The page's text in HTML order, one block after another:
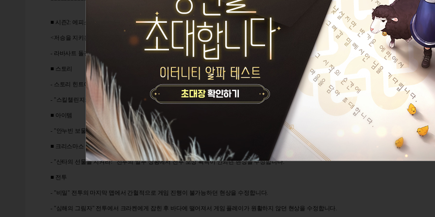
■ 시즌2: 에피소드4 안누빈
<저승을 지키는 문지기>
- 라바사트 돌진 중 방향 전환이 잘 안되는 현상을 수정합니다.
■ 스토리
- 스토리 힌트에서 여러개의 아이템을 동시에 요구하는 경우, 요구 아이템 중 하나만 있어도 진행 가능한 것처럼 물음표(?) 표시가 되던 현상을 수정합니다.
- "스킬챌린지: 실드 마스터리" 스토리 진행 중 오류가 발생하던 현상을 수정합니다.
■ 아이템
- "안누빈 보물상자"가 2개 이상 겹쳐 있을 때, 캐릭터 보관함에 공간이 없을 경우 아이템을 사용하면 아이템이 정상적으로 획득되지 않는 현상을 수정합
■ 크리스마스 이벤트
- "산타의 선물을 지켜라!" 전투의 일부 상황에서 전투 보상 획득이 안되던 현상을 수정합니다.
■ 전투
- "비밀" 전투의 마지막 맵에서 간헐적으로 게임 진행이 불가능하던 현상을 수정합니다.
- "심해의 그림자" 전투에서 크라켄에게 잡힌 후 바다에 떨어져서 게임 플레이가 원활하지 않던 현상을 수정합니다.